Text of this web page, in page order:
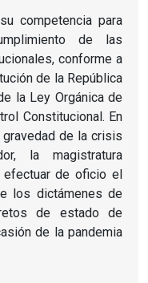
competencia para
de las
conforme a
de la República
la Ley Orgánica de
Constitucional. En
de la crisis
la magistratura
efectuar de oficio el
los dictámenes de
de estado de
de la pandemia